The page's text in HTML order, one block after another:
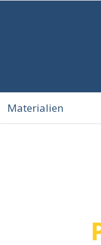
Materialien